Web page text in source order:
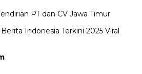
PT dan CV Jawa Timur
Berita Indonesia Terkini 2025 Viral